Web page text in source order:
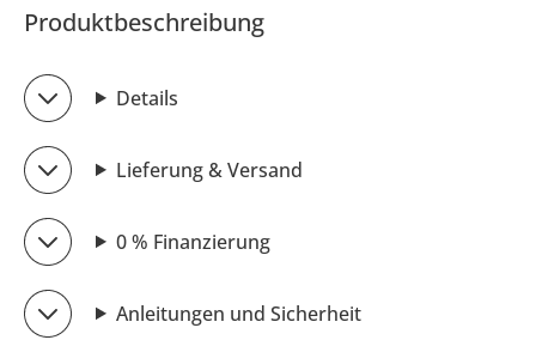
Produktbeschreibung
Details
Lieferung & Versand
0 % Finanzierung
Anleitungen und Sicherheit